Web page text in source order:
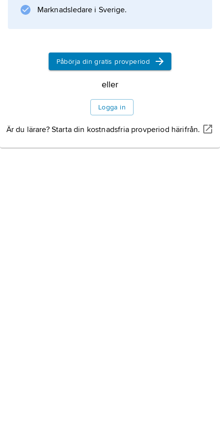
Marknadsledare i Sverige.
Påbörja din gratis provperiod
eller
Logga in
Är du lärare? Starta din kostnadsfria provperiod härifrån.